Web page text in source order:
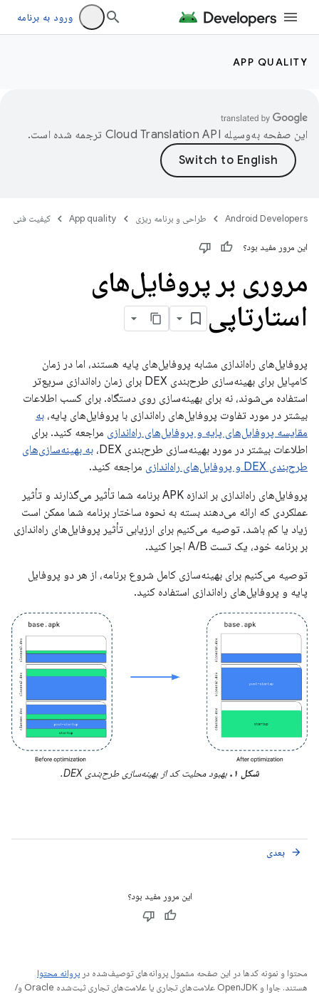
ورود به برنامه
APP QUALITY
این صفحه به‌وسیله ترجمه شده است.
Android Developers طراحی و برنامه ریزی App quality کیفیت فنی
این مرور مفید بود؟
مروری بر پروفایل‌های
استارتاپی
پروفایل‌های راه‌اندازی مشابه پروفایل‌های پایه هستند، اما در زمان
کامپایل برای بهینه‌سازی طرح‌بندی DEX برای زمان راه‌اندازی سریع‌تر
استفاده می‌شوند، نه برای بهینه‌سازی روی دستگاه. برای کسب اطلاعات
بیشتر در مورد تفاوت پروفایل‌های راه‌اندازی با پروفایل‌های پایه، به
مقایسه پروفایل‌های پایه و پروفایل‌های راه‌اندازی مراجعه کنید. برای
اطلاعات بیشتر در مورد بهینه‌سازی طرح‌بندی DEX،
به بهینه‌سازی‌های
طرح‌بندی DEX و پروفایل‌های راه‌اندازی
مراجعه کنید.
پروفایل‌های راه‌اندازی بر اندازه APK برنامه شما تأثیر می‌گذارند و تأثیر
عملکردی که ارائه می‌دهند بسته به نحوه ساختار برنامه شما ممکن است
زیاد یا کم باشد. توصیه می‌کنیم برای ارزیابی تأثیر پروفایل‌های راه‌اندازی
بر برنامه خود، یک تست A/B اجرا کنید.
توصیه می‌کنیم برای بهینه‌سازی کامل شروع برنامه، از هر دو پروفایل
پایه و پروفایل‌های راه‌اندازی استفاده کنید.
شکل ۱. بهبود محلیت کد از بهینه‌سازی طرح‌بندی DEX.
بعدی arrow_forward
این مرور مفید بود؟
محتوا و نمونه کدها در این صفحه مشمول پروانه‌های توصیف‌شده در پروانه محتوا
هستند. جاوا و OpenJDK علامت‌های تجاری یا علامت‌های تجاری ثبت‌شده Oracle و/